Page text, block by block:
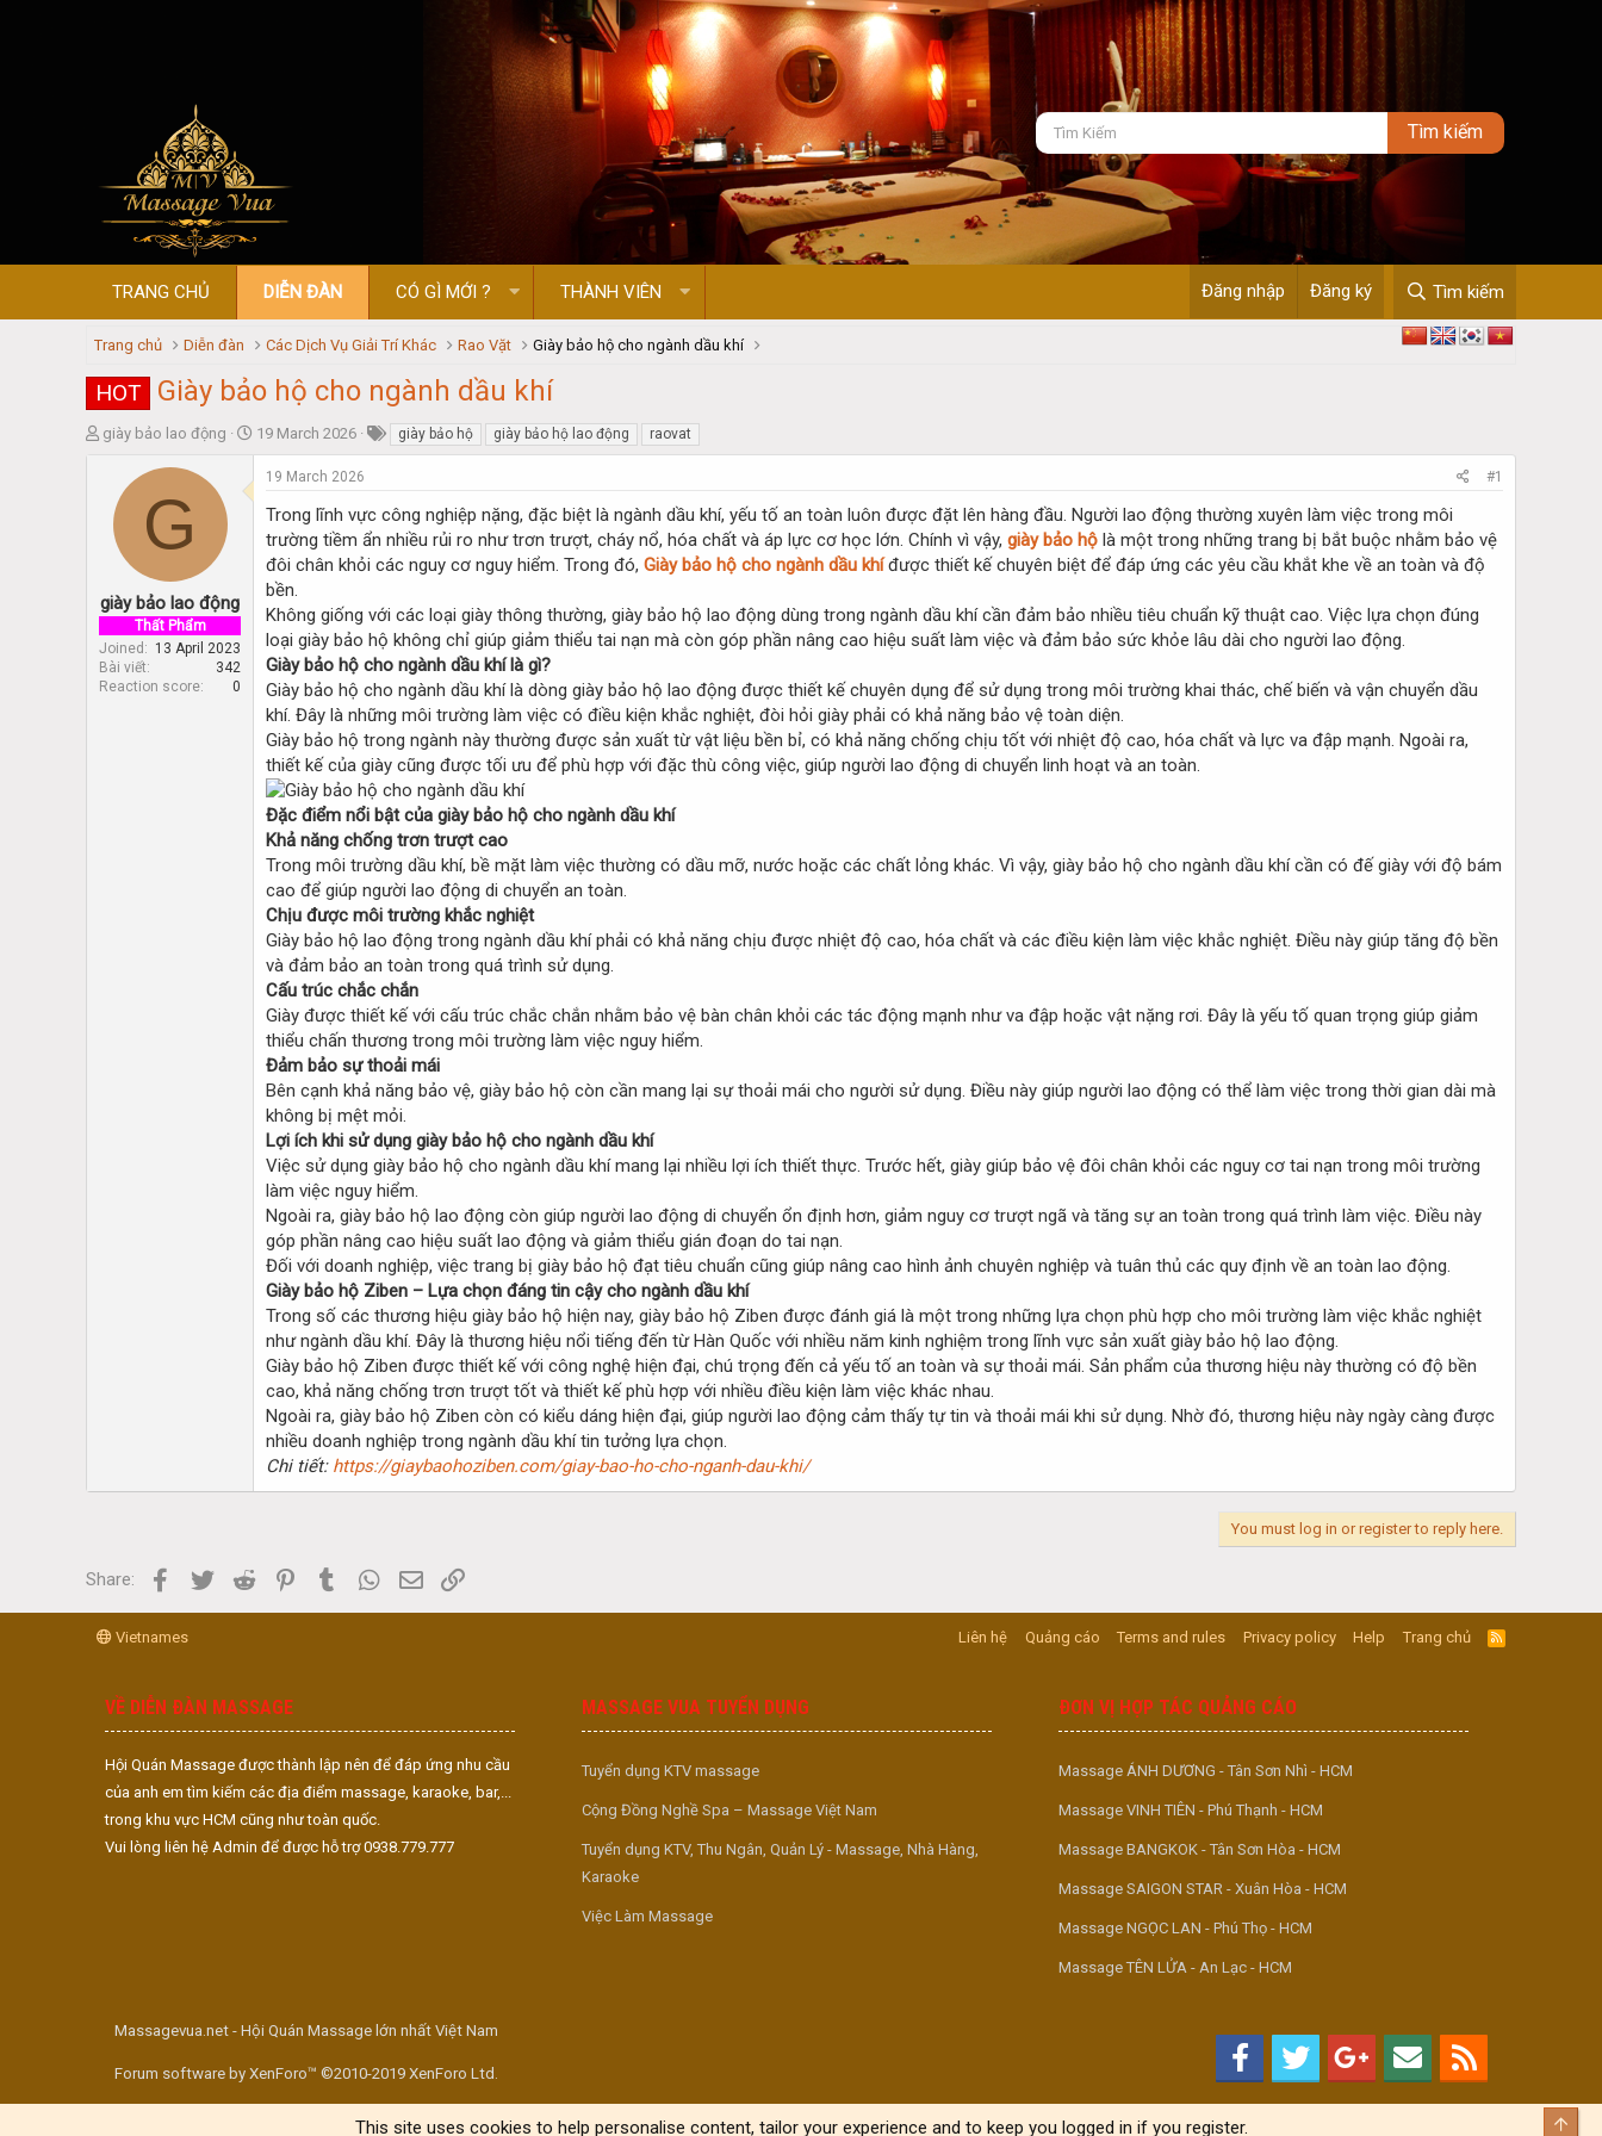
TRANG CHỦ DIỄN ĐÀN CÓ GÌ MỚI ? THÀNH VIÊN Đăng nhập Đăng ký Tìm kiếm
Trang chủ Diễn đàn Các Dịch Vụ Giải Trí Khác Rao Vặt Giày bảo hộ cho ngành dầu khí
HOT Giày bảo hộ cho ngành dầu khí
T
a
t
e
r
giày bảo lao động
S
t
19 March 2026 giày bảo hộ giày bảo hộ lao động raovat
G
giày bảo lao động
Thất Phẩm
Joined
13 April 2023
Bài viết
342
Reaction score
0
19 March 2026 #1
Trong lĩnh vực công nghiệp nặng, đặc biệt là ngành dầu khí, yếu tố an toàn luôn được đặt lên hàng đầu. Người lao động thường xuyên làm việc trong môi
trường tiềm ẩn nhiều rủi ro như trơn trượt, cháy nổ, hóa chất và áp lực cơ học lớn. Chính vì vậy, giày bảo hộ là một trong những trang bị bắt buộc nhằm bảo vệ
đôi chân khỏi các nguy cơ nguy hiểm. Trong đó, Giày bảo hộ cho ngành dầu khíđược thiết kế chuyên biệt để đáp ứng các yêu cầu khắt khe về an toàn và độ
bền.
Không giống với các loại giày thông thường, giày bảo hộ lao động dùng trong ngành dầu khí cần đảm bảo nhiều tiêu chuẩn kỹ thuật cao. Việc lựa chọn đúng
loại giày bảo hộ không chỉ giúp giảm thiểu tai nạn mà còn góp phần nâng cao hiệu suất làm việc và đảm bảo sức khỏe lâu dài cho người lao động.
Giày bảo hộ cho ngành dầu khí là gì?
Giày bảo hộ cho ngành dầu khí là dòng giày bảo hộ lao động được thiết kế chuyên dụng để sử dụng trong môi trường khai thác, chế biến và vận chuyển dầu
khí. Đây là những môi trường làm việc có điều kiện khắc nghiệt, đòi hỏi giày phải có khả năng bảo vệ toàn diện.
Giày bảo hộ trong ngành này thường được sản xuất từ vật liệu bền bỉ, có khả năng chống chịu tốt với nhiệt độ cao, hóa chất và lực va đập mạnh. Ngoài ra,
thiết kế của giày cũng được tối ưu để phù hợp với đặc thù công việc, giúp người lao động di chuyển linh hoạt và an toàn.
Đặc điểm nổi bật của giày bảo hộ cho ngành dầu khí
Khả năng chống trơn trượt cao
Trong môi trường dầu khí, bề mặt làm việc thường có dầu mỡ, nước hoặc các chất lỏng khác. Vì vậy, giày bảo hộ cho ngành dầu khí cần có đế giày với độ bám
cao để giúp người lao động di chuyển an toàn.
Chịu được môi trường khắc nghiệt
Giày bảo hộ lao động trong ngành dầu khí phải có khả năng chịu được nhiệt độ cao, hóa chất và các điều kiện làm việc khắc nghiệt. Điều này giúp tăng độ bền
và đảm bảo an toàn trong quá trình sử dụng.
Cấu trúc chắc chắn
Giày được thiết kế với cấu trúc chắc chắn nhằm bảo vệ bàn chân khỏi các tác động mạnh như va đập hoặc vật nặng rơi. Đây là yếu tố quan trọng giúp giảm
thiểu chấn thương trong môi trường làm việc nguy hiểm.
Đảm bảo sự thoải mái
Bên cạnh khả năng bảo vệ, giày bảo hộ còn cần mang lại sự thoải mái cho người sử dụng. Điều này giúp người lao động có thể làm việc trong thời gian dài mà
không bị mệt mỏi.
Lợi ích khi sử dụng giày bảo hộ cho ngành dầu khí
Việc sử dụng giày bảo hộ cho ngành dầu khí mang lại nhiều lợi ích thiết thực. Trước hết, giày giúp bảo vệ đôi chân khỏi các nguy cơ tai nạn trong môi trường
làm việc nguy hiểm.
Ngoài ra, giày bảo hộ lao động còn giúp người lao động di chuyển ổn định hơn, giảm nguy cơ trượt ngã và tăng sự an toàn trong quá trình làm việc. Điều này
góp phần nâng cao hiệu suất lao động và giảm thiểu gián đoạn do tai nạn.
Đối với doanh nghiệp, việc trang bị giày bảo hộ đạt tiêu chuẩn cũng giúp nâng cao hình ảnh chuyên nghiệp và tuân thủ các quy định về an toàn lao động.
Giày bảo hộ Ziben – Lựa chọn đáng tin cậy cho ngành dầu khí
Trong số các thương hiệu giày bảo hộ hiện nay, giày bảo hộ Ziben được đánh giá là một trong những lựa chọn phù hợp cho môi trường làm việc khắc nghiệt
như ngành dầu khí. Đây là thương hiệu nổi tiếng đến từ Hàn Quốc với nhiều năm kinh nghiệm trong lĩnh vực sản xuất giày bảo hộ lao động.
Giày bảo hộ Ziben được thiết kế với công nghệ hiện đại, chú trọng đến cả yếu tố an toàn và sự thoải mái. Sản phẩm của thương hiệu này thường có độ bền
cao, khả năng chống trơn trượt tốt và thiết kế phù hợp với nhiều điều kiện làm việc khác nhau.
Ngoài ra, giày bảo hộ Ziben còn có kiểu dáng hiện đại, giúp người lao động cảm thấy tự tin và thoải mái khi sử dụng. Nhờ đó, thương hiệu này ngày càng được
nhiều doanh nghiệp trong ngành dầu khí tin tưởng lựa chọn.
Chi tiết: https://giaybaohoziben.com/giay-bao-ho-cho-nganh-dau-khi/
You must log in or register to reply here.
Share: Facebook
Twitter Reddit PinterestTumblr WhatsApp
Email
Vietnames Liên hệ Quảng cáo Terms and rules Privacy policy Help Trang chủ
R
S
VỀ DIỄN ĐÀN MASSAGE
Hội Quán Massage được thành lập nên để đáp ứng nhu cầu
của anh em tìm kiếm các địa điểm massage, karaoke, bar,...
trong khu vực HCM cũng như toàn quốc.
Vui lòng liên hệ Admin để được hỗ trợ 0938.779.777
MASSAGE VUA TUYỂN DỤNG
Tuyển dụng KTV massage
Cộng Đồng Nghề Spa – Massage Việt Nam
Tuyển dụng KTV, Thu Ngân, Quản Lý - Massage, Nhà Hàng,
Karaoke
Việc Làm Massage
ĐƠN VỊ HỢP TÁC QUẢNG CÁO
Massage ÁNH DƯƠNG - Tân Sơn Nhì - HCM
Massage VINH TIÊN - Phú Thạnh - HCM
Massage BANGKOK - Tân Sơn Hòa - HCM
Massage SAIGON STAR - Xuân Hòa - HCM
Massage NGỌC LAN - Phú Thọ - HCM
Massage TÊN LỬA - An Lạc - HCM
Massagevua.net - Hội Quán Massage lớn nhất Việt Nam
Forum software by XenForo™ ©2010-2019 XenForo Ltd.
This site uses cookies to help personalise content, tailor your experience and to keep you logged in if you register. Top